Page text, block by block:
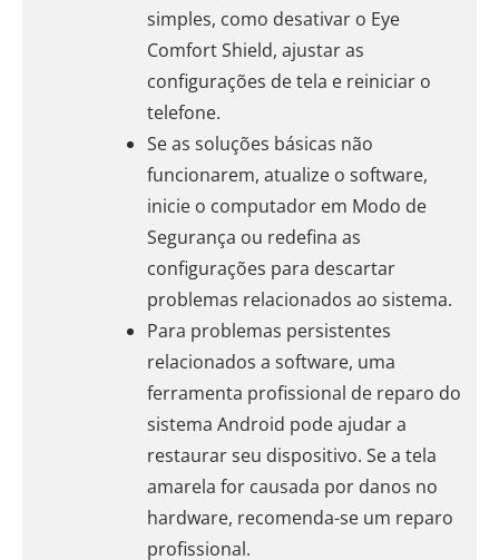
simples, como desativar o Eye
Comfort Shield, ajustar as
configurações de tela e reiniciar o
telefone.
Se as soluções básicas não
funcionarem, atualize o software,
inicie o computador em Modo de
Segurança ou redefina as
configurações para descartar
problemas relacionados ao sistema.
Para problemas persistentes
relacionados a software, uma
ferramenta profissional de reparo do
sistema Android pode ajudar a
restaurar seu dispositivo. Se a tela
amarela for causada por danos no
hardware, recomenda-se um reparo
profissional.